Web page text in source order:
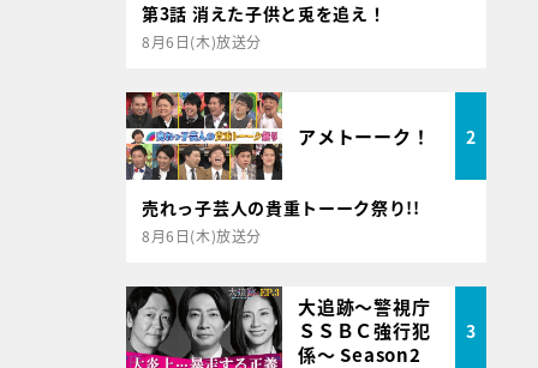
第3話 消えた子供と兎を追え！
8月6日(木)放送分
アメトーーク！ 2
売れっ子芸人の貴重トーーク祭り!!
8月6日(木)放送分
大追跡～警視庁
ＳＳＢＣ強行犯
係～ Season2
3